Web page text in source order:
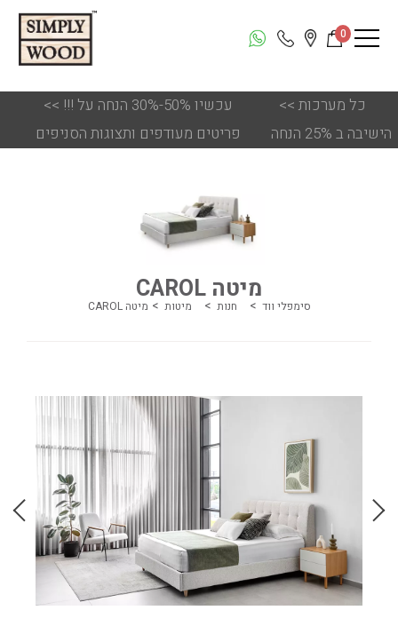
0
<< !!! עכשיו 50%-30% הנחה על
פריטים מעודפים ותצוגות הסניפים
<< כל מערכות
הישיבה ב 25% הנחה
מיטה CAROL
סימפלי ווד חנות מיטות מיטה CAROL